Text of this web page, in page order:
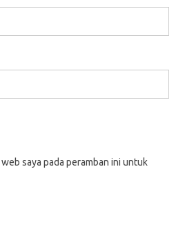
saya pada peramban ini untuk